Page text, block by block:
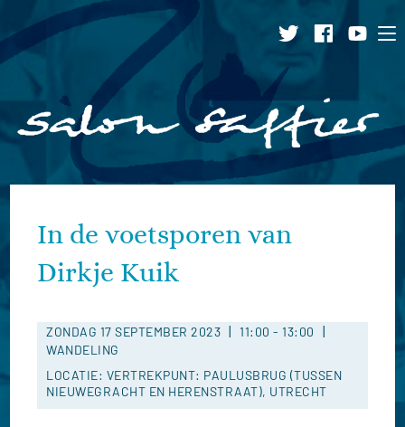
inhoud
In de voetsporen van
Dirkje Kuik
ZONDAG 17 SEPTEMBER 2023 | 11:00-13:00 |
WANDELING
LOCATIE: VERTREKPUNT: PAULUSBRUG (TUSSEN
NIEUWEGRACHT EN HERENSTRAAT), UTRECHT